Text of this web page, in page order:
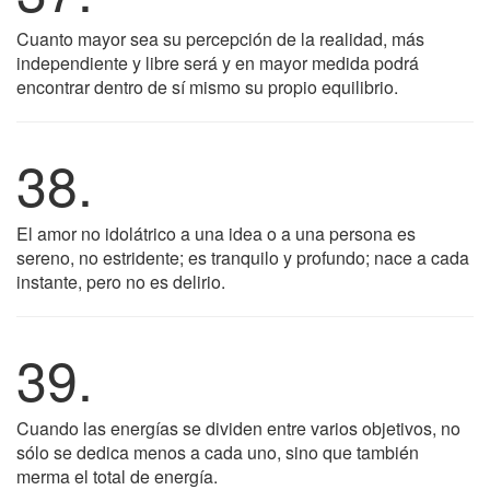
Cuanto mayor sea su percepción de la realidad, más
independiente y libre será y en mayor medida podrá
encontrar dentro de sí mismo su propio equilibrio.
38.
El amor no idolátrico a una idea o a una persona es
sereno, no estridente; es tranquilo y profundo; nace a cada
instante, pero no es delirio.
39.
Cuando las energías se dividen entre varios objetivos, no
sólo se dedica menos a cada uno, sino que también
merma el total de energía.